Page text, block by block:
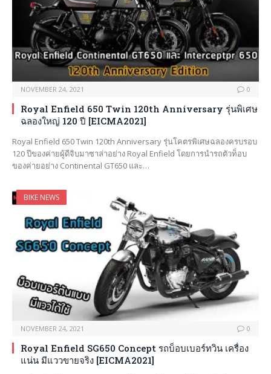
NOVEMBER 24, 2021 0
Royal Enfield 650 Twin 120th Anniversary รุ่นพิเศษ
ฉลองใหญ่ 120 ปี [EICMA2021]
Royal Enfield 650 Twin 120th Anniversary รุ่นโคตรพิเศษฉลองครบรอบ
120 ปีของค่ายผู้ดีจิบมาซาล่าอย่าง Royal Enfield โดยการนำรถตัวท็อบ
ของค่ายอย่าง Continental GT650 และ…
BIKE NEWS
NOVEMBER 24, 2021 0
Royal Enfield SG650 Concept รถบ็อบเบอร์ทวิน เครื่อง
แน่น มีแววขายจริง [EICMA2021]